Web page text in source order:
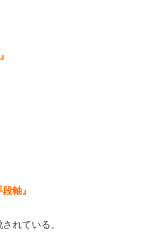
軸』
れている。